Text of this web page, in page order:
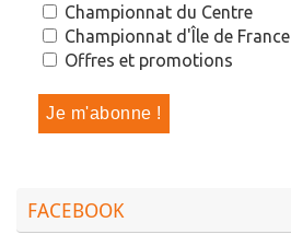
Championnat du Centre
Championnat d'Île de France
Offres et promotions
FACEBOOK